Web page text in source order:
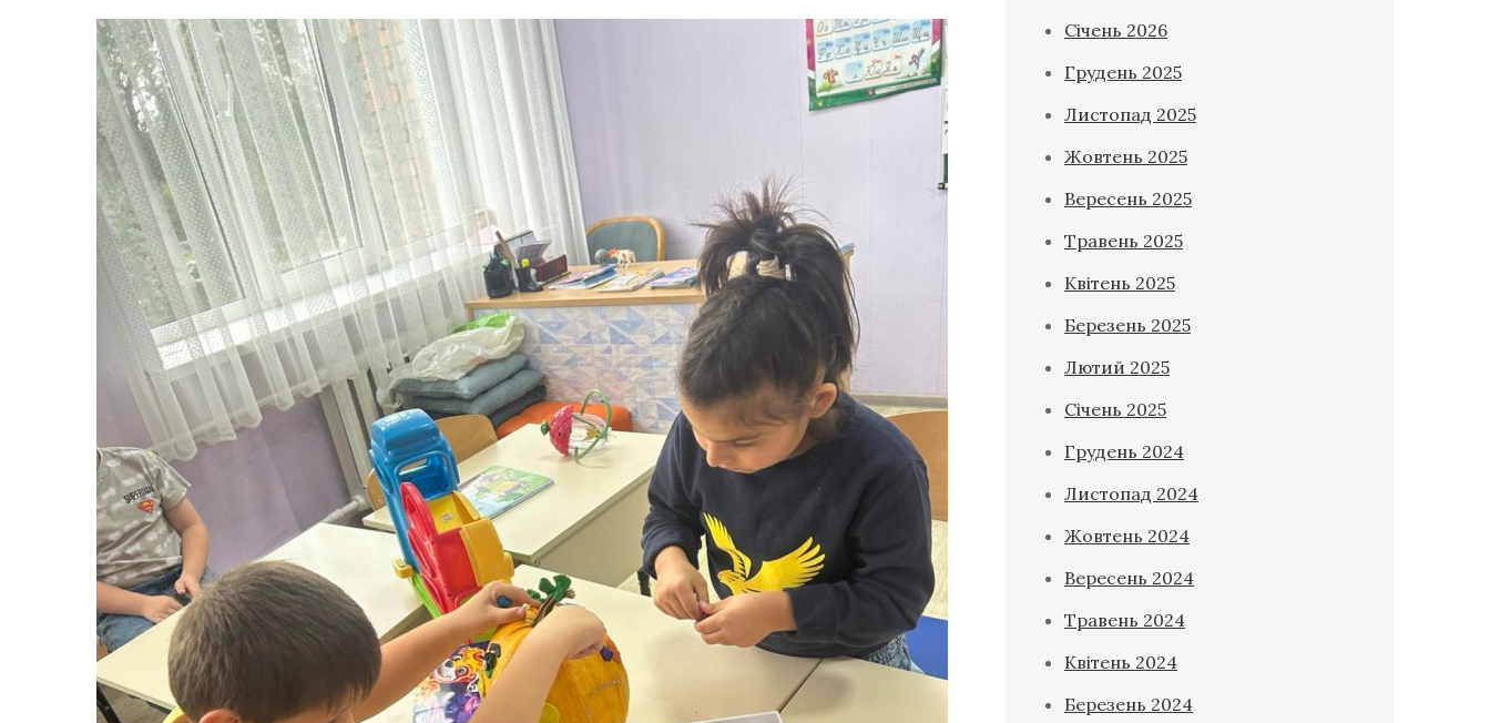
Січень 2026
Грудень 2025
Листопад 2025
Жовтень 2025
Вересень 2025
Травень 2025
Квітень 2025
Березень 2025
Лютий 2025
Січень 2025
Грудень 2024
Листопад 2024
Жовтень 2024
Вересень 2024
Травень 2024
Квітень 2024
Березень 2024